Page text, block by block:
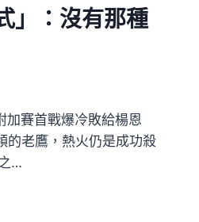
」：沒有那種
加賽首戰爆冷敗給楊恩
的老鷹，熱火仍是成功殺
…